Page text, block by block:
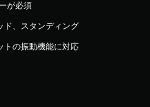
が必須
ド、スタンディング
トの振動機能に対応